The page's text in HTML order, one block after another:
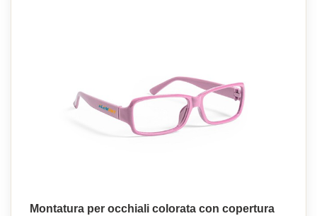
Montatura per occhiali colorata con copertura